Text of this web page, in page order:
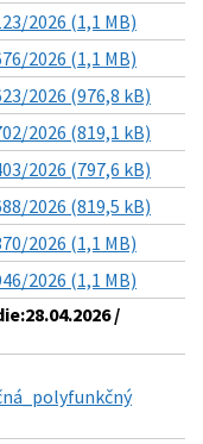
2026 (1,1 MB)
2026 (1,1 MB)
2026 (976,8 kB)
2026 (819,1 kB)
2026 (797,6 kB)
2026 (819,5 kB)
2026 (1,1 MB)
2026 (1,1 MB)
/